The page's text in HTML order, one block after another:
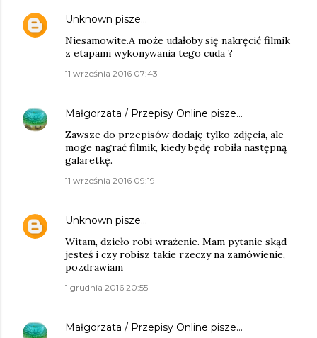
Unknown pisze…
Niesamowite.A może udałoby się nakręcić filmik
z etapami wykonywania tego cuda ?
11 września 2016 07:43
Małgorzata / Przepisy Online pisze…
Zawsze do przepisów dodaję tylko zdjęcia, ale
moge nagrać filmik, kiedy będę robiła następną
galaretkę.
11 września 2016 09:19
Unknown pisze…
Witam, dzieło robi wrażenie. Mam pytanie skąd
jesteś i czy robisz takie rzeczy na zamówienie,
pozdrawiam
1 grudnia 2016 20:55
Małgorzata / Przepisy Online pisze…